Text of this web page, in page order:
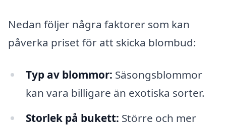
Nedan följer några faktorer som kan
påverka priset för att skicka blombud:
Typ av blommor: Säsongsblommor
kan vara billigare än exotiska sorter.
Storlek på bukett: Större och mer